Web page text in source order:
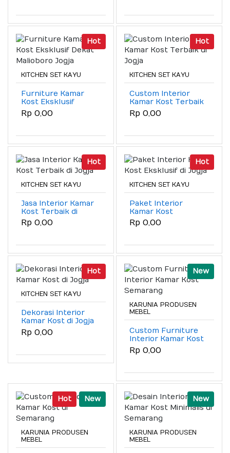
Hot
KITCHEN SET KAYU
Furniture Kamar
Kost Eksklusif
Dekat Malioboro
Jogja
Rp 0,00
Hot
KITCHEN SET KAYU
Custom Interior
Kamar Kost Terbaik
di Jogja
Rp 0,00
Hot
KITCHEN SET KAYU
Jasa Interior Kamar
Kost Terbaik di
Jogja
Rp 0,00
Hot
KITCHEN SET KAYU
Paket Interior
Kamar Kost
Eksklusif di Jogja
Rp 0,00
Hot
KITCHEN SET KAYU
Dekorasi Interior
Kamar Kost di Jogja
Rp 0,00
New
KARUNIA PRODUSEN
MEBEL
Custom Furniture
Interior Kamar Kost
Semarang
Rp 0,00
Hot New
KARUNIA PRODUSEN
MEBEL
New
KARUNIA PRODUSEN
MEBEL